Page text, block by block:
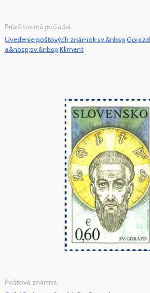
Príležitostná pečiatka
Uvedenie poštových známok sv.&nbsp;Gorazd
a&nbsp;sv.&nbsp;Kliment
Poštová známka